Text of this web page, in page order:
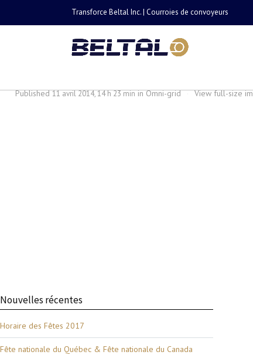
Transforce Beltal Inc. | Courroies de convoyeurs
Published11 avril 2014, 14 h 23 mininOmni-grid · View full-size
Nouvelles récentes
Horaire des Fêtes 2017
Fête nationale du Québec & Fête nationale du Canada